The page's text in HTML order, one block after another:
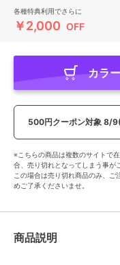
各種特典利用でさらに
￥2,000 OFF
カラ
500円クーポン対象 8/
※こちらの商品は複数のサイトで
合、売り切れとなってしまう事が
この場合は売り切れ商品のみ、ご
めご了承くださいませ。
商品説明